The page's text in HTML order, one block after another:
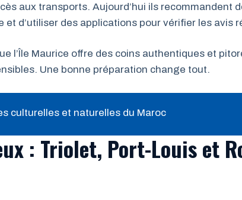
aux transports. Aujourd’hui ils recommandent
et d’utiliser des applications pour vérifier les avis
l’Île Maurice offre des coins authentiques et
Une bonne préparation change tout.
culturelles et naturelles du Maroc
: Triolet, Port-Louis et